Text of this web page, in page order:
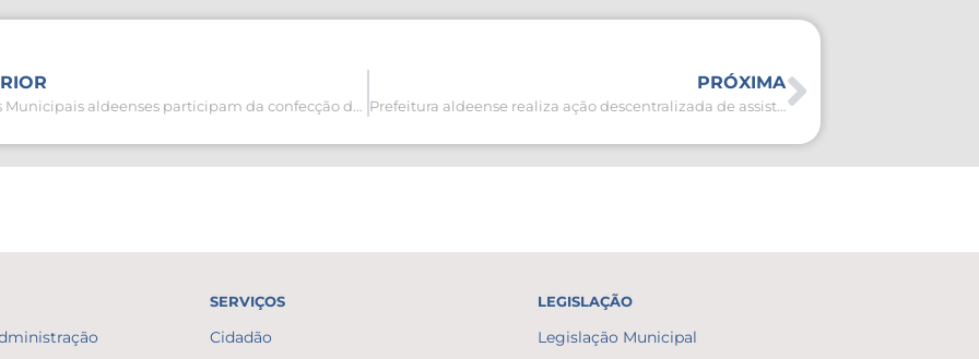
Escolas Municipais aldeenses participam da confecção de tapetes de sal no Dia de Corpus Christi
PRÓXIMA
Prefeitura aldeense realiza ação descentralizada de assistência social no bairro São Mateus
SERVIÇOS
Cidadão
LEGISLAÇÃO
Legislação Municipal